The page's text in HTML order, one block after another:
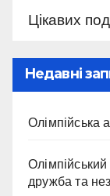
Цікавих
Недавні
Олімпійська
дружба та